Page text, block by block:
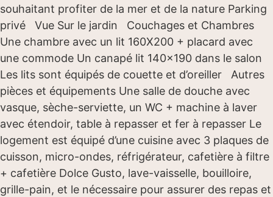
souhaitant profiter de la mer et de la nature Parking
privé Vue Sur le jardin Couchages et Chambres
Une chambre avec un lit 160X200 + placard avec
une commode Un canapé lit 140×190 dans le salon
Les lits sont équipés de couette et d’oreiller Autres
pièces et équipements Une salle de douche avec
vasque, sèche-serviette, un WC + machine à laver
avec étendoir, table à repasser et fer à repasser Le
logement est équipé d’une cuisine avec 3 plaques de
cuisson, micro-ondes, réfrigérateur, cafetière à filtre
+ cafetière Dolce Gusto, lave-vaisselle, bouilloire,
grille-pain, et le nécessaire pour assurer des repas et